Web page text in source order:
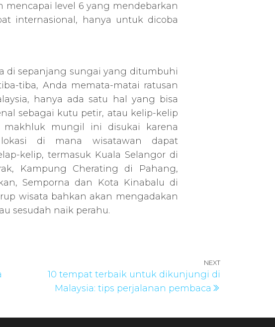
mencapai level 6 yang mendebarkan
internasional, hanya untuk dicoba
di sepanjang sungai yang ditumbuhi
tiba, Anda memata-matai ratusan
hanya ada satu hal yang bisa
sebagai kutu petir, atau kelip-kelip
makhluk mungil ini disukai karena
lokasi di mana wisatawan dapat
kelip, termasuk Kuala Selangor di
Kampung Cherating di Pahang,
Semporna dan Kota Kinabalu di
wisata bahkan akan mengadakan
sesudah naik perahu.
Next
NEXT
10 tempat terbaik untuk dikunjungi di
Malaysia: tips perjalanan pembaca